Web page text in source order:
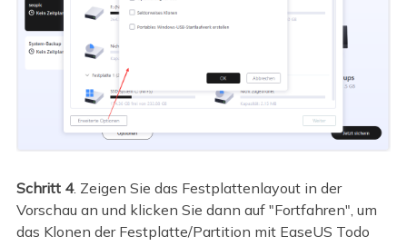
Schritt 4. Zeigen Sie das Festplattenlayout in der
Vorschau an und klicken Sie dann auf "Fortfahren", um
das Klonen der Festplatte/Partition mit EaseUS Todo